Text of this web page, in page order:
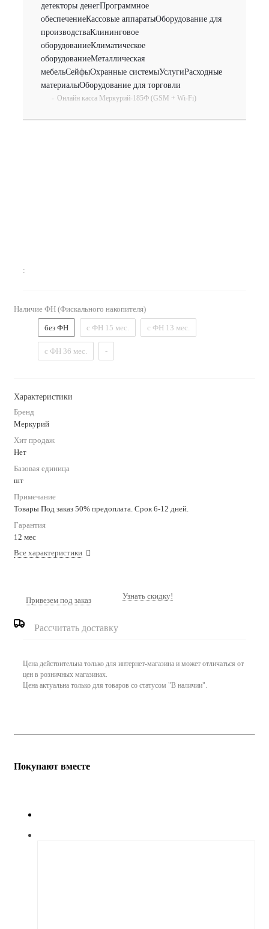
детекторы денегПрограммное
обеспечениеКассовые аппаратыОборудование для
производстваКлининговое
оборудованиеКлиматическое
оборудованиеМеталлическая
мебельСейфыОхранные системыУслугиРасходные
материалыОборудование для торговли
- Онлайн касса Меркурий-185Ф (GSM + Wi-Fi)
:
Наличие ФН (Фискального накопителя)
без ФН с ФН 15 мес. с ФН 13 мес.
с ФН 36 мес. -
Характеристики
Бренд
Меркурий
Хит продаж
Нет
Базовая единица
шт
Примечание
Товары Под заказ 50% предоплата. Срок 6-12 дней.
Гарантия
12 мес
Все характеристики
Привезем под заказ Узнать скидку!
Рассчитать доставку
Цена действительна только для интернет-магазина и может отличаться от
цен в розничных магазинах.
Цена актуальна только для товаров со статусом "В наличии".
Покупают вместе